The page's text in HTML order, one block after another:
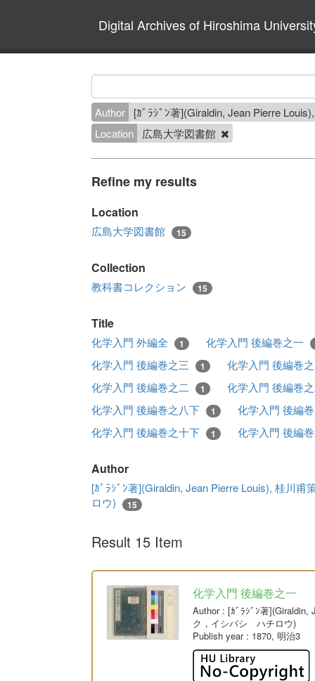
Digital Archives of Hiroshima
Author
[ｶﾞﾗｼﾞﾝ著](Giraldin, Jean Pierre
Location
広島大学図書館
Refine my results
Location
広島大学図書館 15
Collection
教科書コレクション 15
Title
化学入門 外編全 1
化学入門 後編巻之一
化学入門 後編巻之三
1
化学入門 後編巻
化学入門 後編巻之二
1
化学入門 後編巻
化学入門 後編巻之八下
1
化学入門 後編
化学入門 後編巻之十下
1 化学入門 後編
Author
[ｶﾞﾗｼﾞﾝ著](Giraldin, Jean Pierre Louis), 桂川
ロウ)
15
Result 15 Item
化学入門 後編巻之一
Author: [ｶﾞﾗｼﾞﾝ著](Giraldin,
ク，イシバシ ハチロウ)
Publish year: 1870, 明治3